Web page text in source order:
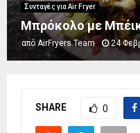
Συνταγές για Air Fryer
Μπρόκολο με
απόAirFryers Team 24
SHARE 0